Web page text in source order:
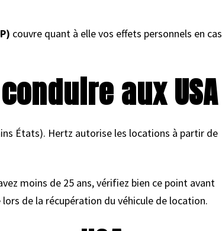
couvre quant à elle vos effets personnels en cas
aux USA
États). Hertz autorise les locations à partir de
moins de 25 ans, vérifiez bien ce point avant
de la récupération du véhicule de location.